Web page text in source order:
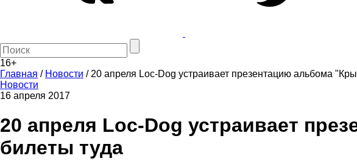
16+
Главная / Новости / 20 апреля Loc-Dog устраивает презентацию альбома
Новости
16 апреля 2017
20 апреля Loc-Dog устраивает
билеты туда